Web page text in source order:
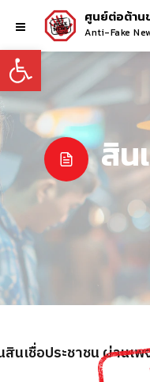
Open toolbar
ศูนย์ต่อต้าน
Anti-Fake
สิน
นเชื่อประชาชน ผ่านเพ